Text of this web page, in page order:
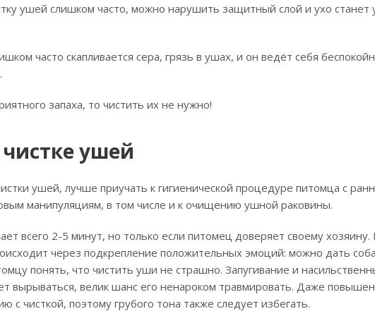
ушей слишком часто, можно нарушить защитный слой и ухо станет
часто скапливается сера, грязь в ушах, и он ведёт себя
запаха, то чистить их не нужно!
ушей
ушей, лучше приучать к гигиенической процедуре питомца с
манипуляциям, в том числе и к очищению ушной раковины.
всего 2-5 минут, но только если питомец доверяет своему
через подкрепление положительных эмоций: можно дать
понять, что чистить уши не страшно. Запугивание и
вырываться, велик шанс его ненароком травмировать. Даже
чисткой, поэтому грубого тона также следует избегать.